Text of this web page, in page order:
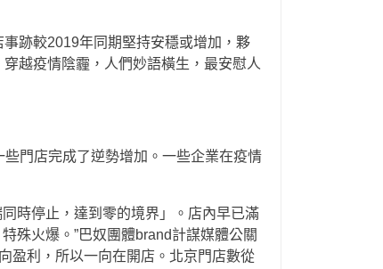
跡較2019年同期堅持安穩或增加，夥
越疫情陰霾，人們妙語橫生，最安慰人
門店完成了逆勢增加。一些企業在疫情
時停止，達到零的境界」。店內早已滿
殊火爆。”巴奴團體brand計謀媒體公關
盈利，所以一向在開店。北京門店數從